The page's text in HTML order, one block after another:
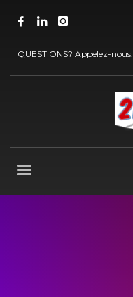
QUESTIONS? Appelez-nous: